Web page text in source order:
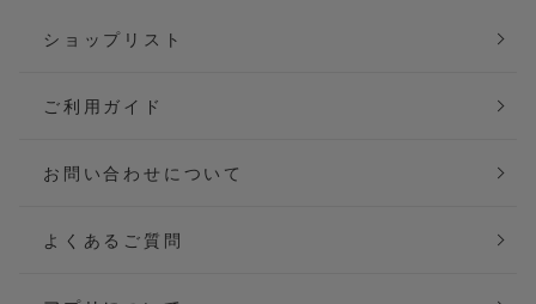
ショップリスト
ご利用ガイド
お問い合わせについて
よくあるご質問